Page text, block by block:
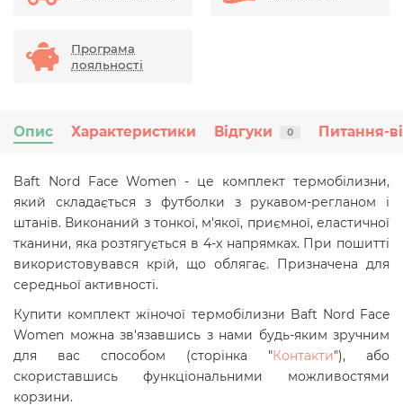
Програма
лояльності
Опис Характеристики Відгуки 0 Питання-
Baft Nord Face Women - це комплект термобілизни,
який складається з футболки з рукавом-регланом і
штанів. Виконаний з тонкої, м'якої, приємної, еластичної
тканини, яка розтягується в 4-х напрямках. При пошитті
використовувався крій, що облягає. Призначена для
середньої активності.
Купити комплект жіночої термобілизни Baft Nord Face
Women можна зв'язавшись з нами будь-яким зручним
для вас способом (сторінка "Контакти"), або
скориставшись функціональними можливостями
корзини.